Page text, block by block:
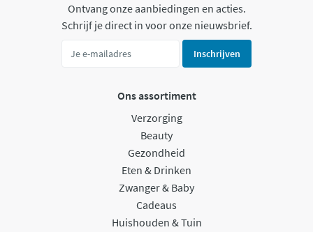
Ontvang onze aanbiedingen en acties.
Schrijf je direct in voor onze nieuwsbrief.
Inschrijven
Ons assortiment
Verzorging
Beauty
Gezondheid
Eten & Drinken
Zwanger & Baby
Cadeaus
Huishouden & Tuin